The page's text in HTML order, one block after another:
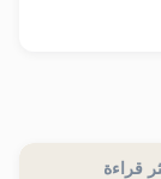
قراءة